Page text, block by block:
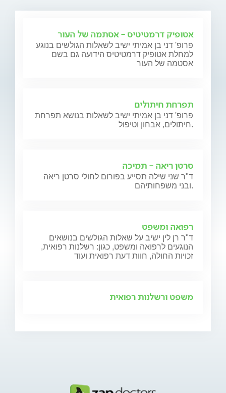
אטופיק דרמטיטיס - אסתמה של העור
פרופ' דני בן אמיתי ישיב לשאלות הגולשים בנוגע
למחלת אטופיק דרמטיטיס הידועה גם בשם
אסטמה של העור
תפרחת חיתולים
פרופ' דני בן אמיתי ישיב לשאלות בנושא תפרחת
חיתולים, אבחון וטיפול.
סרטן ריאה - תמיכה
ד"ר שני שילה תסייע בפורום לחולי סרטן ריאה
ובני משפחותיהם.
רפואה ומשפט
ד"ר רן לין ישיב על שאלות הגולשים בנושאים
הנוגעים לרפואה ומשפט, כגון: רשלנות רפואית,
זכויות החולה, חוות דעת רפואית ועוד
משפט ורשלנות רפואית